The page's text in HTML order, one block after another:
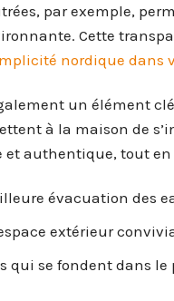
par exemple,
Cette
nordique dans
un élément
à la maison de
authentique, tout
évacuation des
extérieur
qui se fondent dans le